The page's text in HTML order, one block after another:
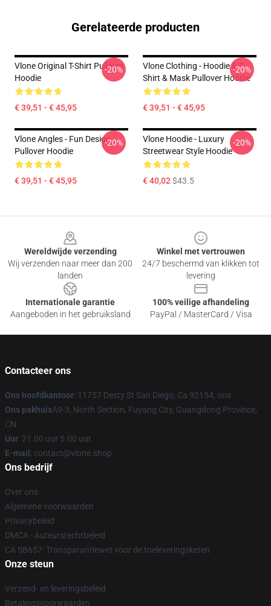
Gerelateerde producten
Vlone Original T-Shirt Pullover
Hoodie
€ 39,51 - € 45,95
-20%
Vlone Clothing - Hoodie & T-
Shirt & Mask Pullover Hoodie
€ 39,51 - € 45,95
-20%
Vlone Angles - Fun Design
Pullover Hoodie
€ 39,51 - € 45,95
-20%
Vlone Hoodie - Luxury
Streetwear Style Hoodie
€ 40,02$43.5
-20%
Wereldwijde verzending
Wij verzenden naar meer dan 200
landen
Winkel met vertrouwen
24/7 beschermd van klikken tot
levering
Internationale garantie
Aangeboden in het gebruiksland
100% veilige afhandeling
PayPal / MasterCard / Visa
Contacteer ons
Ons hoofdkantoor: 11757 Desty St San Diego, Ca 92154, ons
Ons pakhuisA9-3, North Section, Fuyang City, Guangdong Province,
CN
Uur: 21.00 uur 5.00 uur
E-mail : contact@vlone.shop
Ons bedrijf
Over ons
Algemene voorwaarden
Privacybeleid
DMCA - Auteursrechtbeleid
CA SB657: Transparantiewet voor de toeleveringsketen
Onze steun
Verzend- en leveringsbeleid
Betalingsvoorwaarden